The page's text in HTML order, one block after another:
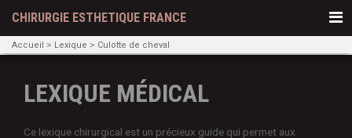
CHIRURGIE ESTHETIQUE FRANCE
Accueil Lexique Culotte de cheval
LEXIQUE MÉDICAL
Ce lexique chirurgical est un précieux guide qui permet aux